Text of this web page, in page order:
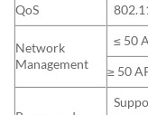
QoS
Network
Management
≤ 50
≥ 50